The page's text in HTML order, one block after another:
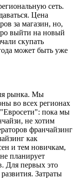
сеть.
Цена
за магазин, но,
выйти на новый
скупать
может быть уже
рынка. Мы
во всех регионах
"Евросети": пока мы
не хотим
франчайзинг
как
и тем новичкам,
планирует
Для первых это
Затраты